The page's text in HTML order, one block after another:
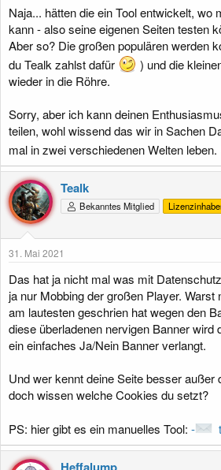
Naja... hätten die ein Tool entwickelt, wo
kann - also seine eigenen Seiten testen
Aber so? Die großen populären werden
du Tealk zahlst dafür
) und die
wieder in die Röhre.
Sorry, aber ich kann deinen
teilen, wohl wissend das wir in Sachen
mal in zwei verschiedenen Welten leben.
Tealk
Bekanntes Mitglied
31. Mai 2021
Das hat ja nicht mal was mit
ja nur Mobbing der großen Player. Warst
am lautesten geschrien hat wegen den
diese überladenen nervigen Banner wird
ein einfaches Ja/Nein Banner verlangt.
Und wer kennt deine Seite besser außer
doch wissen welche Cookies du setzt?
PS: hier gibt es ein manuelles Tool: -
Heffalump